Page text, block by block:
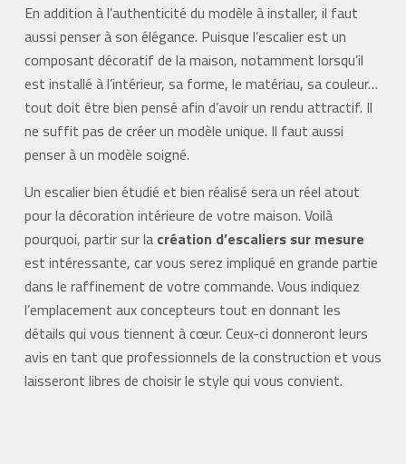
En addition à l’authenticité du modèle à installer, il faut
aussi penser à son élégance. Puisque l’escalier est un
composant décoratif de la maison, notamment lorsqu’il
est installé à l’intérieur, sa forme, le matériau, sa couleur…
tout doit être bien pensé afin d’avoir un rendu attractif. Il
ne suffit pas de créer un modèle unique. Il faut aussi
penser à un modèle soigné.
Un escalier bien étudié et bien réalisé sera un réel atout
pour la décoration intérieure de votre maison. Voilà
pourquoi, partir sur la création d’escaliers sur mesure
est intéressante, car vous serez impliqué en grande partie
dans le raffinement de votre commande. Vous indiquez
l’emplacement aux concepteurs tout en donnant les
détails qui vous tiennent à cœur. Ceux-ci donneront leurs
avis en tant que professionnels de la construction et vous
laisseront libres de choisir le style qui vous convient.